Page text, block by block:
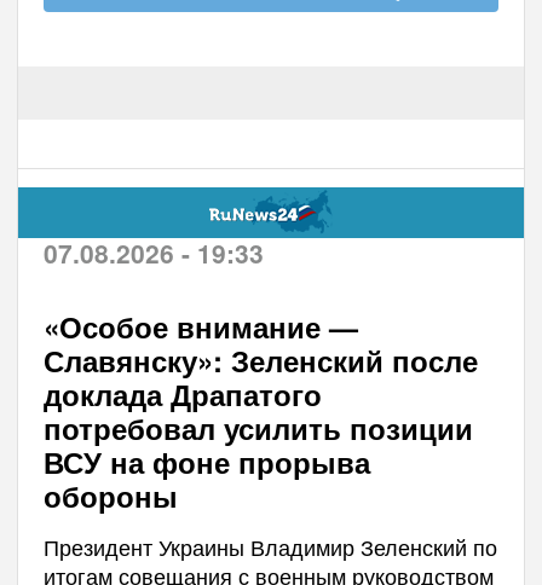
07.08.2026 - 19:33
«Особое внимание —
Славянску»: Зеленский после
доклада Драпатого
потребовал усилить позиции
ВСУ на фоне прорыва
обороны
Президент Украины Владимир Зеленский по
итогам совещания с военным руководством